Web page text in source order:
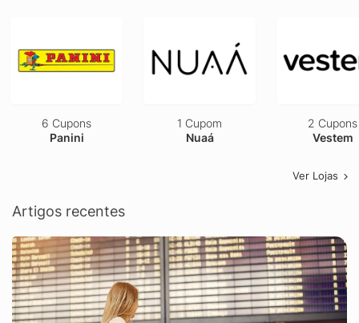
6 Cupons
Panini
1 Cupom
Nuaá
2 Cupons
Vestem
Ver Lojas
Artigos recentes